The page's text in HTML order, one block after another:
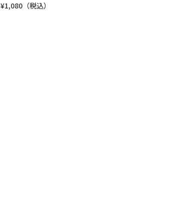
¥1,080（税込）